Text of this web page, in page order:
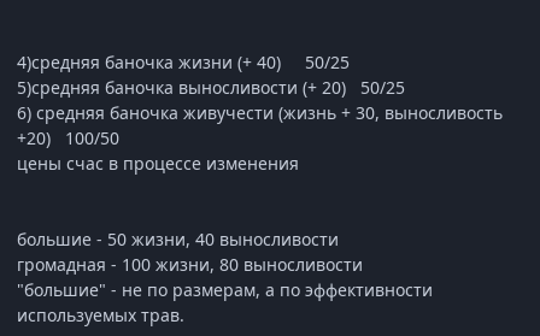
4)средняя баночка жизни (+ 40) 50/25
5)средняя баночка выносливости (+ 20) 50/25
6) средняя баночка живучести (жизнь + 30, выносливость
+20) 100/50
цены счас в процессе изменения
большие - 50 жизни, 40 выносливости
громадная - 100 жизни, 80 выносливости
"большие" - не по размерам, а по эффективности
используемых трав.